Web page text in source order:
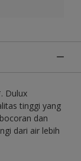
Dulux
tinggi yang
dan
dari air lebih